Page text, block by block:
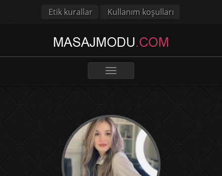
Etik kurallar Kullanım koşulları
Toggle